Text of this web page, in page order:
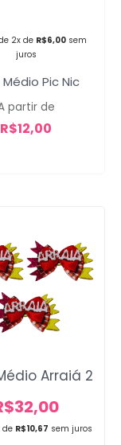
2x de R$6,00 sem
juros
Pic Nic
partir de
R$12,00
de R$10,67 sem juros
Arraiá 2
32,00